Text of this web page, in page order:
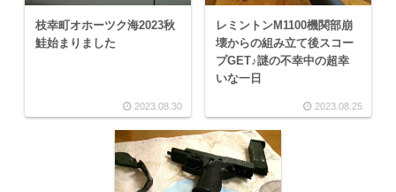
枝幸町オホーツク海2023秋
鮭始まりました
2023.08.30
レミントンM1100機関部崩
壊からの組み立て後スコー
プGET♪謎の不幸中の超幸
いな一日
2023.08.25